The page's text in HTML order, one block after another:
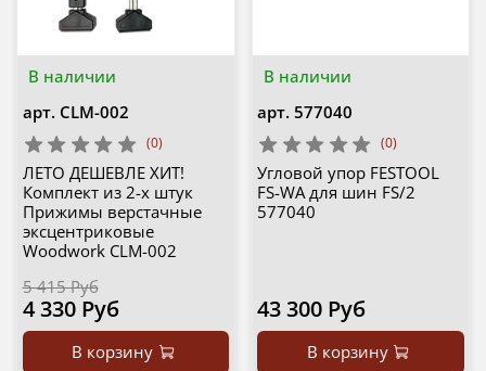
В наличии
арт. CLM-002
(0)
ЛЕТО ДЕШЕВЛЕ ХИТ!
Комплект из 2-х штук
Прижимы верстачные
эксцентриковые
Woodwork CLM-002
5 415 Руб
4 330 Руб
В корзину
В наличии
арт. 577040
(0)
Угловой упор FESTOOL
FS-WA для шин FS/2
577040
43 300 Руб
В корзину